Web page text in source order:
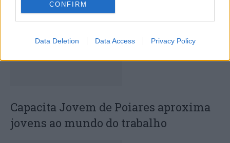
CONFIRM
Data Deletion Data Access Privacy Policy
Capacita Jovem de Poiares aproxima
jovens ao mundo do trabalho